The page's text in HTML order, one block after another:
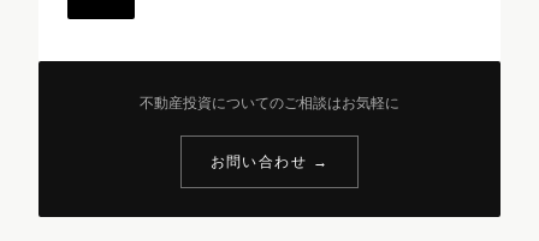
不動産投資についてのご相談はお気軽に
お問い合わせ →